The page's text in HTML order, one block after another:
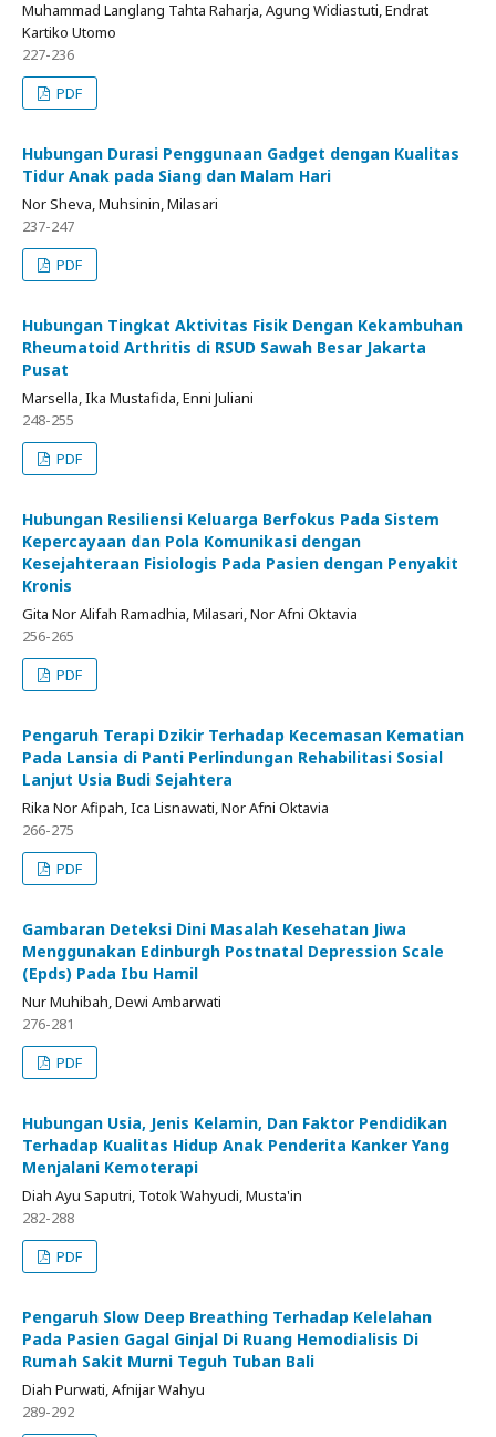
Muhammad Langlang Tahta Raharja, Agung Widiastuti, Endrat
Kartiko Utomo
227-236
PDF
Hubungan Durasi Penggunaan Gadget dengan Kualitas
Tidur Anak pada Siang dan Malam Hari
Nor Sheva, Muhsinin, Milasari
237-247
PDF
Hubungan Tingkat Aktivitas Fisik Dengan Kekambuhan
Rheumatoid Arthritis di RSUD Sawah Besar Jakarta
Pusat
Marsella, Ika Mustafida, Enni Juliani
248-255
PDF
Hubungan Resiliensi Keluarga Berfokus Pada Sistem
Kepercayaan dan Pola Komunikasi dengan
Kesejahteraan Fisiologis Pada Pasien dengan Penyakit
Kronis
Gita Nor Alifah Ramadhia, Milasari, Nor Afni Oktavia
256-265
PDF
Pengaruh Terapi Dzikir Terhadap Kecemasan Kematian
Pada Lansia di Panti Perlindungan Rehabilitasi Sosial
Lanjut Usia Budi Sejahtera
Rika Nor Afipah, Ica Lisnawati, Nor Afni Oktavia
266-275
PDF
Gambaran Deteksi Dini Masalah Kesehatan Jiwa
Menggunakan Edinburgh Postnatal Depression Scale
(Epds) Pada Ibu Hamil
Nur Muhibah, Dewi Ambarwati
276-281
PDF
Hubungan Usia, Jenis Kelamin, Dan Faktor Pendidikan
Terhadap Kualitas Hidup Anak Penderita Kanker Yang
Menjalani Kemoterapi
Diah Ayu Saputri, Totok Wahyudi, Musta'in
282-288
PDF
Pengaruh Slow Deep Breathing Terhadap Kelelahan
Pada Pasien Gagal Ginjal Di Ruang Hemodialisis Di
Rumah Sakit Murni Teguh Tuban Bali
Diah Purwati, Afnijar Wahyu
289-292